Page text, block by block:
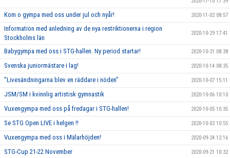
Kom o gympa med oss under jul och nyår! 2020-11-02 08:57
Information med anledning av de nya restriktionerna i region
Stockholms län
2020-10-29 17:41
Babygympa med oss i STG-hallen. Ny period startar! 2020-10-21 08:38
Svenska juniormästare i lag! 2020-10-14 08:35
”Livesändningarna blev en räddare i nöden” 2020-10-07 15:11
JSM/SM i kvinnlig artistisk gymnastik 2020-10-06 10:10
Vuxengympa med oss på fredagar i STG-hallen! 2020-10-05 10:35
Se STG Open LIVE i helgen !! 2020-10-02 10:55
Vuxengympa med oss i Mälarhöjden! 2020-09-24 12:16
STG-Cup 21-22 November 2020-09-21 10:32